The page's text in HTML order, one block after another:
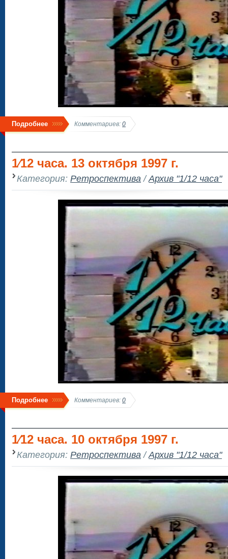
Подробнее Комментариев: 0
1⁄12 часа. 13 октября 1997 г.
Категория: Ретроспектива /Архив "1/12 часа"
Подробнее Комментариев: 0
1⁄12 часа. 10 октября 1997 г.
Категория: Ретроспектива /Архив "1/12 часа"